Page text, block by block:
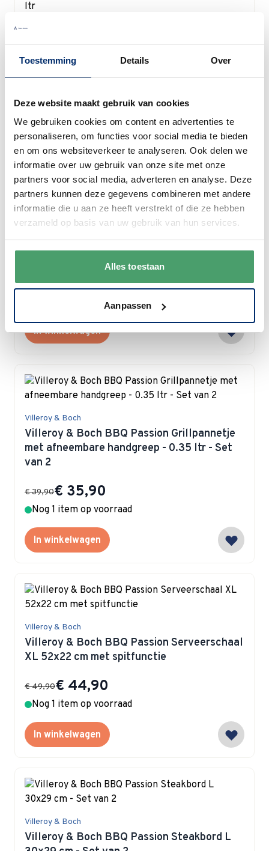
Toestemming Details Over
Deze website maakt gebruik van cookies
We gebruiken cookies om content en advertenties te
personaliseren, om functies voor social media te bieden
en om ons websiteverkeer te analyseren. Ook delen we
informatie over uw gebruik van onze site met onze
partners voor social media, adverteren en analyse. Deze
partners kunnen deze gegevens combineren met andere
informatie die u aan ze heeft verstrekt of die ze hebben
verzameld op basis van uw gebruik van hun services.
Alles toestaan
Aanpassen
Villeroy & Boch
Villeroy & Boch Rose Garden Melkkannetje
0.2 ltr
Nog 1 item op voorraad
In winkelwagen
Villeroy & Boch
Villeroy & Boch BBQ Passion Pizza -
steakvork Texas 200 mm
€ 12,95
€ 22,95
Nog 3 items op voorraad
In winkelwagen
Villeroy & Boch
Villeroy & Boch BBQ Passion Grillpannetje
met afneembare handgreep - 0.35 ltr - Set
van 2
Special Price
€ 35,90
€ 39,90
Nog 1 item op voorraad
In winkelwagen
Villeroy & Boch
Villeroy & Boch BBQ Passion Serveerschaal
XL 52x22 cm met spitfunctie
Special Price
€ 44,90
€ 49,90
Nog 1 item op voorraad
In winkelwagen
Villeroy & Boch
Villeroy & Boch BBQ Passion Steakbord L